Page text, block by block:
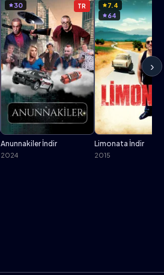
TR
30
Anunnakiler İndir
2024
7.4
64
Limonata İndir
2015
›